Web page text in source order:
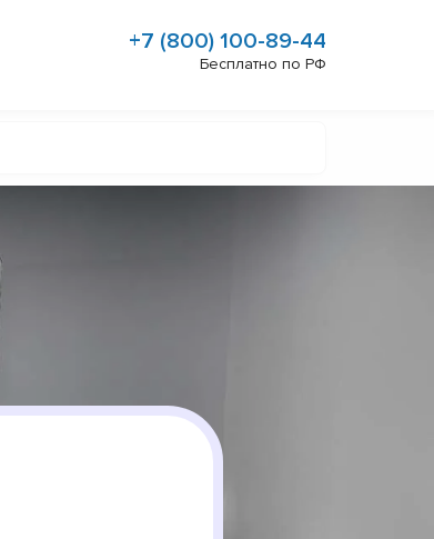
+7 (800) 100-89-44
Бесплатно по РФ